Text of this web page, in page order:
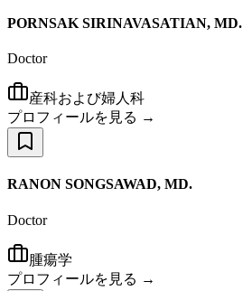
PORNSAK SIRINAVASATIAN, MD.
Doctor
産科および婦人科
プロフィールを見る →
RANON SONGSAWAD, MD.
Doctor
腫瘍学
プロフィールを見る →